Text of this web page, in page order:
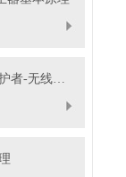
精准相位识别的电力守护者-无线高压核相仪